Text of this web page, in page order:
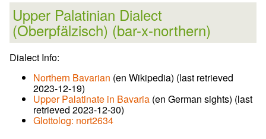
Upper Palatinian Dialect
(Oberpfälzisch) (bar-x-northern)
Dialect Info:
Northern Bavarian (en Wikipedia) (last retrieved
2023-12-19)
Upper Palatinate in Bavaria (en German sights) (last
retrieved 2023-12-30)
Glottolog: nort2634